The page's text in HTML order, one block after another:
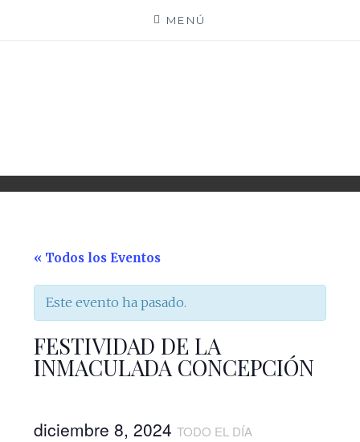
MENÚ
« Todos los Eventos
Este evento ha pasado.
FESTIVIDAD DE LA
INMACULADA CONCEPCIÓN
diciembre 8, 2024TODO EL DÍA